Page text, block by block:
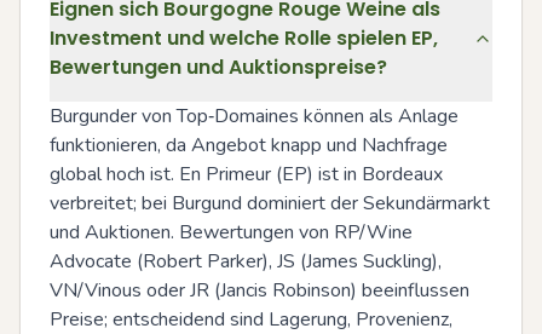
Eignen sich Bourgogne Rouge Weine als
Investment und welche Rolle spielen EP,
Bewertungen und Auktionspreise?
Burgunder von Top‑Domaines können als Anlage
funktionieren, da Angebot knapp und Nachfrage
global hoch ist. En Primeur (EP) ist in Bordeaux
verbreitet; bei Burgund dominiert der Sekundärmarkt
und Auktionen. Bewertungen von RP/Wine
Advocate (Robert Parker), JS (James Suckling),
VN/Vinous oder JR (Jancis Robinson) beeinflussen
Preise; entscheidend sind Lagerung, Provenienz,